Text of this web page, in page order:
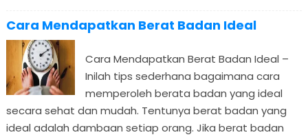
Cara Mendapatkan Berat Badan Ideal
Cara Mendapatkan Berat Badan Ideal –
Inilah tips sederhana bagaimana cara
memperoleh berata badan yang ideal
secara sehat dan mudah. Tentunya berat badan yang
ideal adalah dambaan setiap orang. Jika berat badan